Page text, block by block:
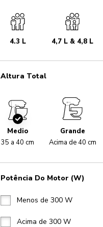
4.3 L 4,7 L & 4,8 L
Altura Total
Checked
Medio
35 a 40 cm
Grande
Acima de 40 cm
Potência Do Motor (W)
Menos de 300 W
Acima de 300 W